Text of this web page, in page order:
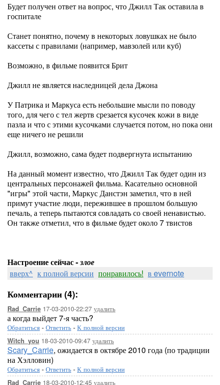
Будет получен ответ на вопрос, что Джилл Так оставила в
госпитале
Станет понятно, почему в некоторых ловушках не было
кассеты с правилами (например, мавзолей или куб)
Возможно, в фильме появится Брит
Джилл не является наследницей дела Джона
У Патрика и Маркуса есть небольшие мысли по поводу
того, для чего с тел жертв срезается кусочек кожи в виде
пазла и что с этими кусочками случается потом, но пока они
еще ничего не решили
Джилл, возможно, сама будет подвергнута испытанию
На данный момент известно, что Джилл Так будет один из
центральных персонажей фильма. Касательно основной
"игры" этой части, Маркус Данстэн заметил, что в ней
примут участие люди, пережившее в прошлом большую
печаль, а теперь пытаются совладать со своей ненавистью.
Он также отметил, что в фильме будет около 7 твистов
Настроение сейчас -злое
вверх^ к полной версии понравилось! в evernote
Комментарии (4):
Rad_Carrie 17-03-2010-22:27 удалить
а когда выйдет 7-я часть?
Обратиться - Ответить - К полной версии
Witch_you 18-03-2010-09:47 удалить
Scary_Carrie, ожидается в октябре 2010 года (по традиции
на Хэлловин)
Обратиться - Ответить - К полной версии
Rad_Carrie 18-03-2010-12:45 удалить